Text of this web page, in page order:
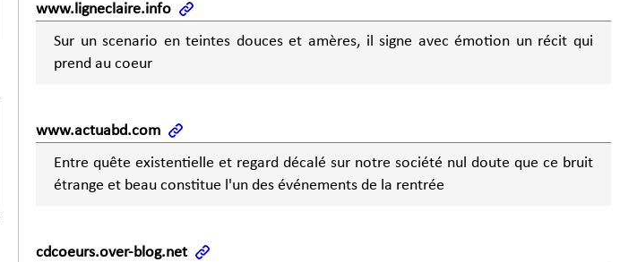
www.ligneclaire.info
Sur un scenario en teintes douces et amères, il signe avec émotion un récit qui
prend au coeur
www.actuabd.com
Entre quête existentielle et regard décalé sur notre société nul doute que ce bruit
étrange et beau constitue l'un des événements de la rentrée
cdcoeurs.over-blog.net